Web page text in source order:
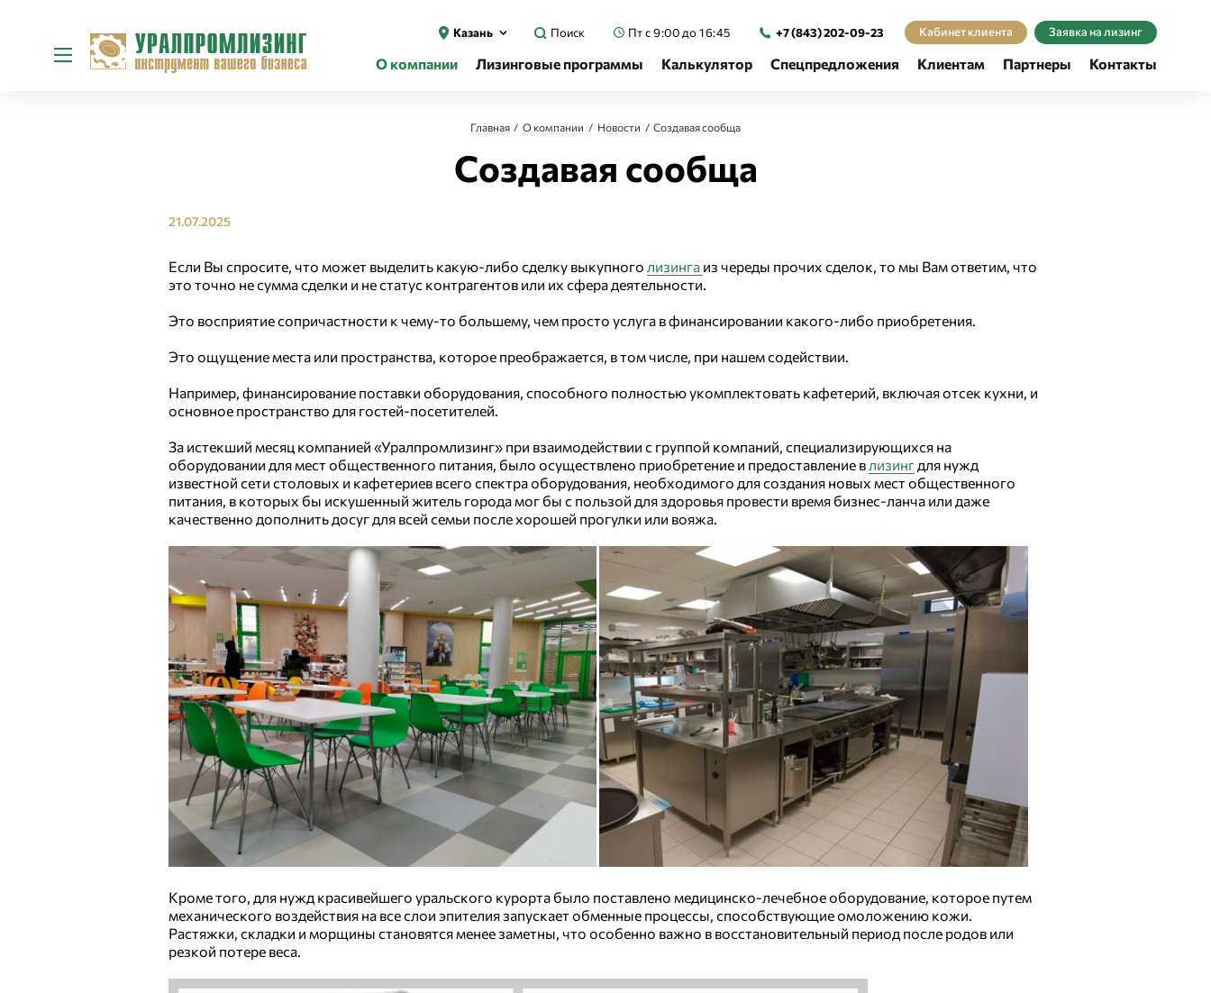
Казань Поиск Пт с 9:00 до 16:45 +7 (843) 202-09-23 Кабинет клиента Заявка на лизинг
О компании Лизинговые программы Калькулятор Спецпредложения Клиентам Партнеры Контакты
Главная О компании Новости Создавая сообща
Создавая сообща
21.07.2025
Если Вы спросите, что может выделить какую-либо сделку выкупного лизинга из череды прочих сделок, то мы Вам ответим, что
это точно не сумма сделки и не статус контрагентов или их сфера деятельности.
Это восприятие сопричастности к чему-то большему, чем просто услуга в финансировании какого-либо приобретения.
Это ощущение места или пространства, которое преображается, в том числе, при нашем содействии.
Например, финансирование поставки оборудования, способного полностью укомплектовать кафетерий, включая отсек кухни, и
основное пространство для гостей-посетителей.
За истекший месяц компанией «Уралпромлизинг» при взаимодействии с группой компаний, специализирующихся на
оборудовании для мест общественного питания, было осуществлено приобретение и предоставление в лизинг для нужд
известной сети столовых и кафетериев всего спектра оборудования, необходимого для создания новых мест общественного
питания, в которых бы искушенный житель города мог бы с пользой для здоровья провести время бизнес-ланча или даже
качественно дополнить досуг для всей семьи после хорошей прогулки или вояжа.
Кроме того, для нужд красивейшего уральского курорта было поставлено медицинско-лечебное оборудование, которое путем
механического воздействия на все слои эпителия запускает обменные процессы, способствующие омоложению кожи.
Растяжки, складки и морщины становятся менее заметны, что особенно важно в восстановительный период после родов или
резкой потере веса.